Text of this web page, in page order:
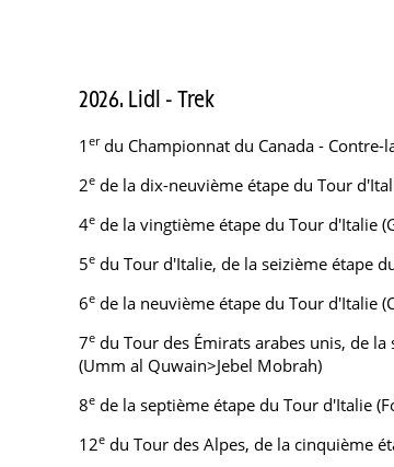
2026. Lidl - Trek
1 erdu Championnat du Canada - Contre-
2e de la dix-neuvième étape du Tour
4e de la vingtième étape du Tour d'Italie
5e du Tour d'Italie, de la seizième étape
6e de la neuvième étape du Tour d'Italie
7e du Tour des Émirats arabes unis, de
(Umm al Quwain>Jebel Mobrah)
8e de la septième étape du Tour d'Italie
12e du Tour des Alpes, de la cinquième